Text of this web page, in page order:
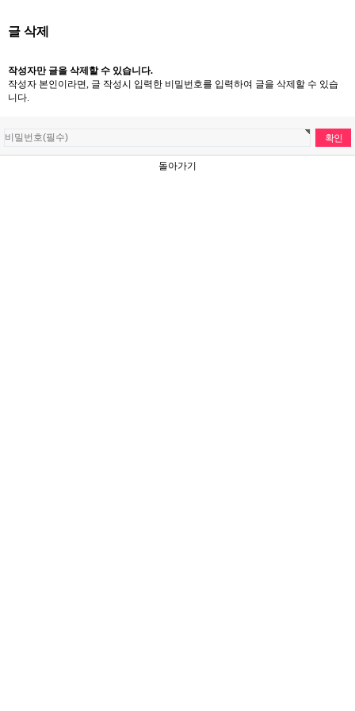
글 삭제
작성자만 글을 삭제할 수 있습니다.
작성자 본인이라면, 글 작성시 입력한 비밀번호를 입력하여 글을 삭제할 수 있습
니다.
돌아가기